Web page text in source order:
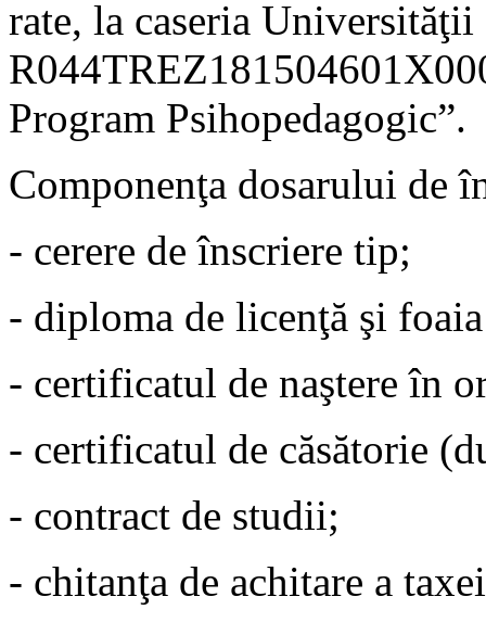
rate, la caseria
Program Psihopedagogic”.
Componenţa dosarului de
- cerere de înscriere tip;
- diploma de licenţă şi
- certificatul de naştere în
- certificatul de căsătorie
- contract de studii;
- chitanţa de achitare a